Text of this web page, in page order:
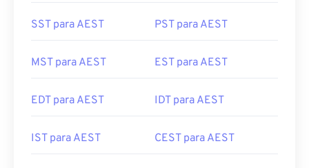
SST para AEST PST para AEST
MST para AEST EST para AEST
EDT para AEST IDT para AEST
IST para AEST CEST para AEST